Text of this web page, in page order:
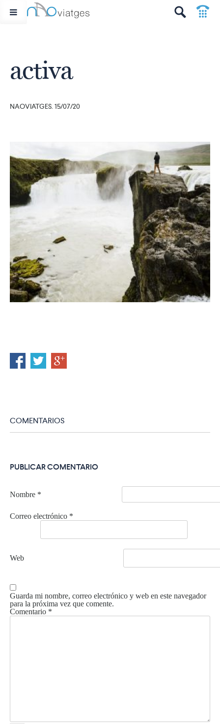
activa
NAOVIATGES. 15/07/20
COMENTARIOS
PUBLICAR COMENTARIO
Nombre *
Correo electrónico *
Web
Guarda mi nombre, correo electrónico y web en este navegador
para la próxima vez que comente.
Comentario *
t
p